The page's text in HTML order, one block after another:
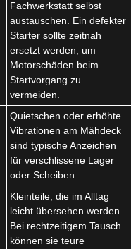
Fachwerkstatt selbst
austauschen. Ein defekter
Starter sollte zeitnah
ersetzt werden, um
Motorschäden beim
Startvorgang zu
vermeiden.
Quietschen oder erhöhte
Vibrationen am Mähdeck
sind typische Anzeichen
für verschlissene Lager
oder Scheiben.
Kleinteile, die im Alltag
leicht übersehen werden.
Bei rechtzeitigem Tausch
können sie teure